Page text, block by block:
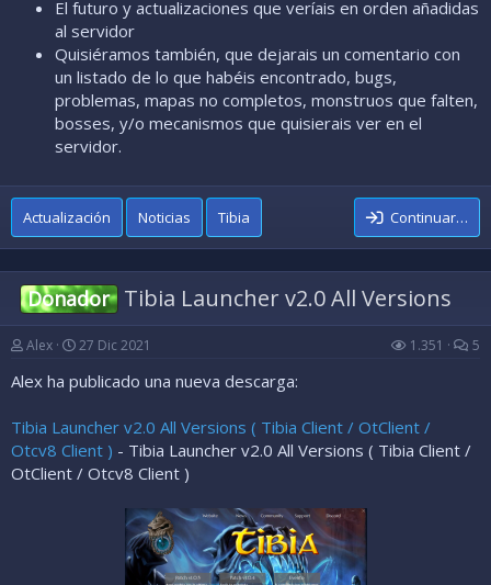
El futuro y actualizaciones que veríais en orden añadidas
al servidor
Quisiéramos también, que dejarais un comentario con
un listado de lo que habéis encontrado, bugs,
problemas, mapas no completos, monstruos que falten,
bosses, y/o mecanismos que quisierais ver en el
servidor.
Actualización Noticias Tibia Continuar…
Donador Tibia Launcher v2.0 All Versions
Alex 27 Dic 2021 1.351 5
Alex ha publicado una nueva descarga:
Tibia Launcher v2.0 All Versions ( Tibia Client / OtClient /
Otcv8 Client ) - Tibia Launcher v2.0 All Versions ( Tibia Client /
OtClient / Otcv8 Client )